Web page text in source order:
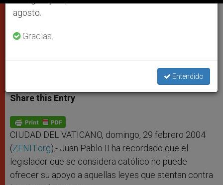
Valores «procedentes en última
VATICANO
t
s
p
p
s
e
g
e
r
e
b
o
k
t r
Share this Entry
CIUDAD DEL VATICANO, domingo, 29 febrero 2004
(ZENIT.org).- Juan Pablo II ha recordado que el
legislador que se considera católico no puede
ofrecer su apoyo a aquellas leyes que atentan contra
agosto.
Gracias.
Entendido